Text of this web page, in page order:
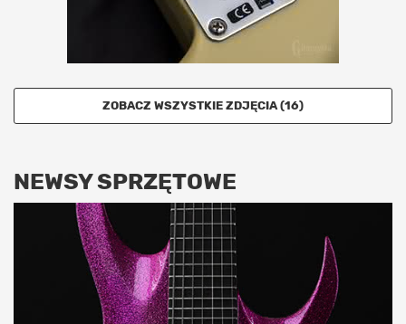
ZOBACZ WSZYSTKIE ZDJĘCIA (16)
NEWSY SPRZĘTOWE